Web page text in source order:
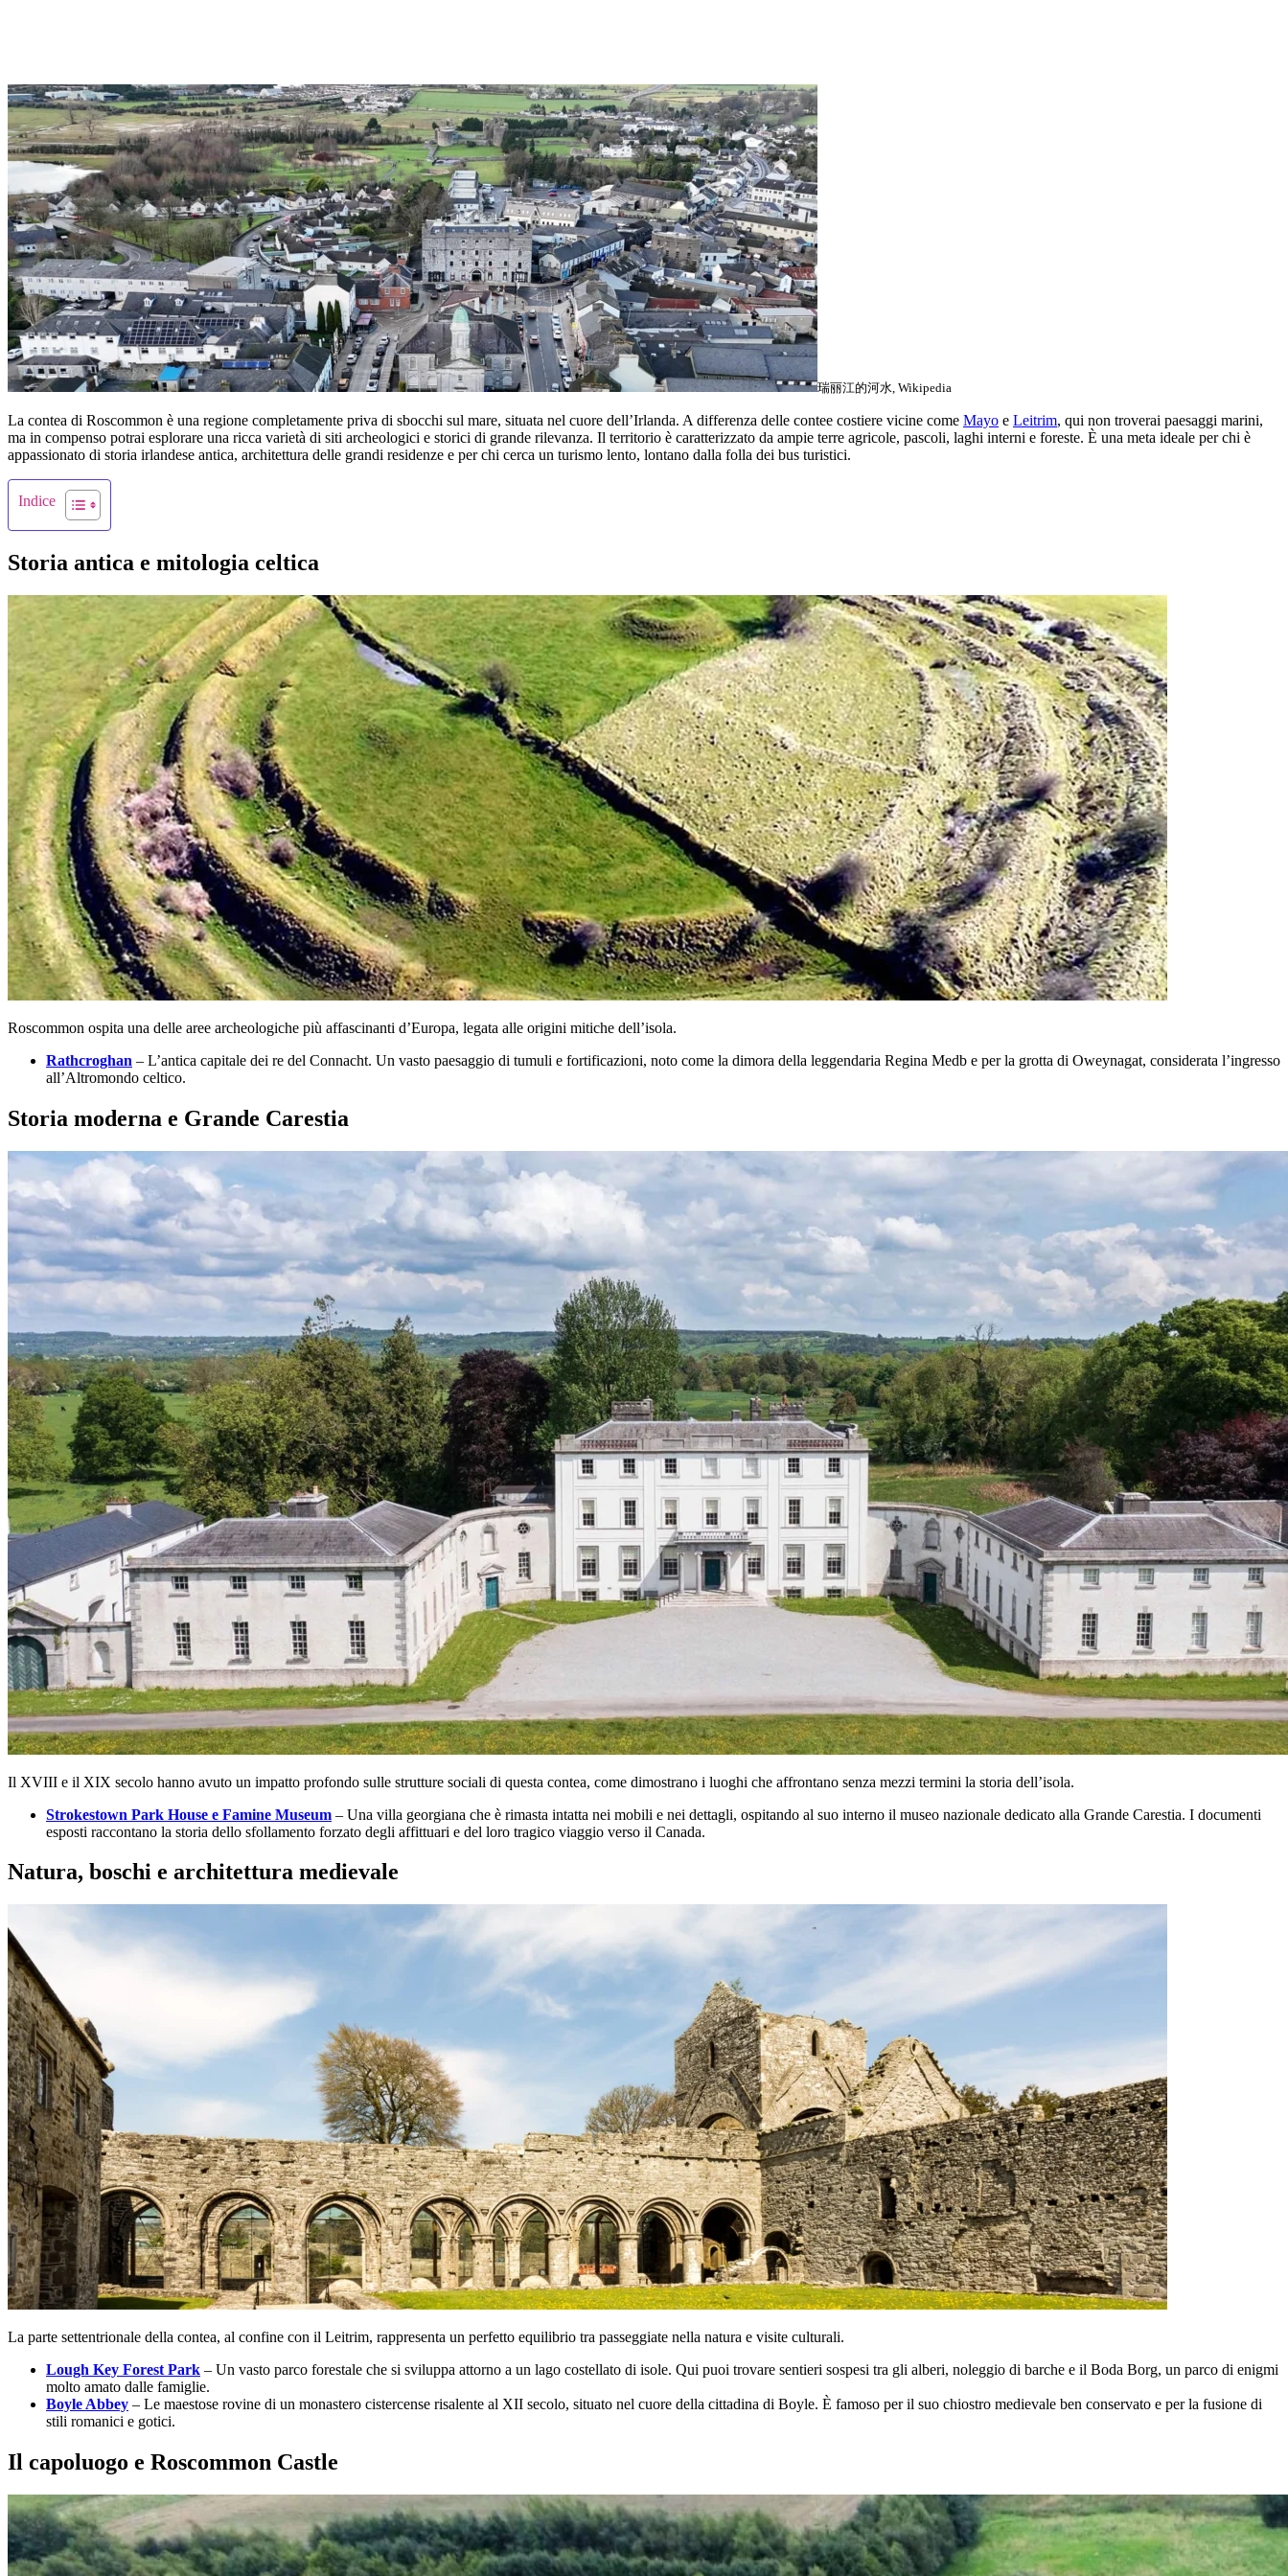
瑞丽江的河水, Wikipedia
La contea di Roscommon è una regione completamente priva di sbocchi sul mare, situata nel cuore dell’Irlanda. A differenza delle contee costiere vicine come Mayo e Leitrim, qui non troverai paesaggi marini,
ma in compenso potrai esplorare una ricca varietà di siti archeologici e storici di grande rilevanza. Il territorio è caratterizzato da ampie terre agricole, pascoli, laghi interni e foreste. È una meta ideale per chi è
appassionato di storia irlandese antica, architettura delle grandi residenze e per chi cerca un turismo lento, lontano dalla folla dei bus turistici.
Indice
Storia antica e mitologia celtica
Roscommon ospita una delle aree archeologiche più affascinanti d’Europa, legata alle origini mitiche dell’isola.
Rathcroghan – L’antica capitale dei re del Connacht. Un vasto paesaggio di tumuli e fortificazioni, noto come la dimora della leggendaria Regina Medb e per la grotta di Oweynagat, considerata l’ingresso
all’Altromondo celtico.
Storia moderna e Grande Carestia
Il XVIII e il XIX secolo hanno avuto un impatto profondo sulle strutture sociali di questa contea, come dimostrano i luoghi che affrontano senza mezzi termini la storia dell’isola.
Strokestown Park House e Famine Museum – Una villa georgiana che è rimasta intatta nei mobili e nei dettagli, ospitando al suo interno il museo nazionale dedicato alla Grande Carestia. I documenti
esposti raccontano la storia dello sfollamento forzato degli affittuari e del loro tragico viaggio verso il Canada.
Natura, boschi e architettura medievale
La parte settentrionale della contea, al confine con il Leitrim, rappresenta un perfetto equilibrio tra passeggiate nella natura e visite culturali.
Lough Key Forest Park – Un vasto parco forestale che si sviluppa attorno a un lago costellato di isole. Qui puoi trovare sentieri sospesi tra gli alberi, noleggio di barche e il Boda Borg, un parco di enigmi
molto amato dalle famiglie.
Boyle Abbey – Le maestose rovine di un monastero cistercense risalente al XII secolo, situato nel cuore della cittadina di Boyle. È famoso per il suo chiostro medievale ben conservato e per la fusione di
stili romanici e gotici.
Il capoluogo e Roscommon Castle